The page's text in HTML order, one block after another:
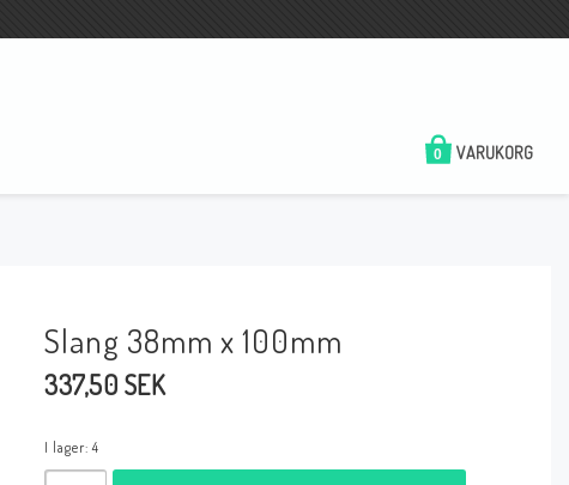
VARUKORG
0
Slang 38mm x 100mm
337,50 SEK
I lager: 4